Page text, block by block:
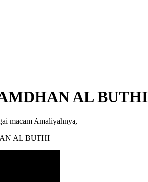
AL BUTHI
macam Amaliyahnya,
AL BUTHI